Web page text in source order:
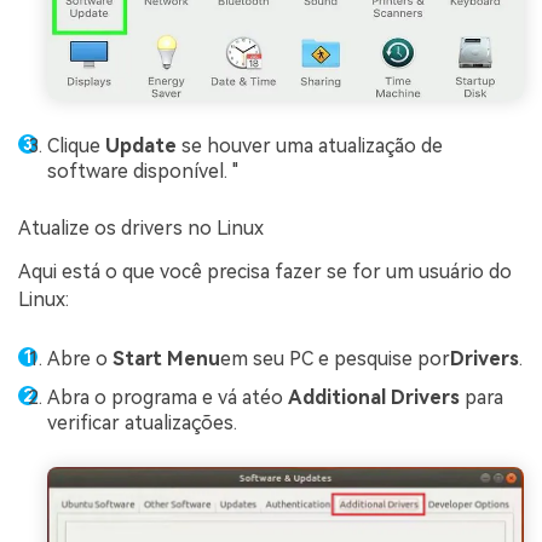
Clique Update se houver uma atualização de
software disponível. "
Atualize os drivers no Linux
Aqui está o que você precisa fazer se for um usuário do
Linux:
Abre o Start Menuem seu PC e pesquise porDrivers.
Abra o programa e vá atéo Additional Drivers para
verificar atualizações.